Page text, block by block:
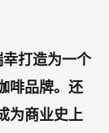
打造为一个
啡品牌。还
为商业史上